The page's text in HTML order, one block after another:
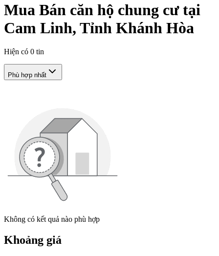
Mua Bán căn hộ chung cư tại
Cam Linh, Tỉnh Khánh Hòa
Hiện có 0 tin
Phù hợp nhất
Không có kết quả nào phù hợp
Khoảng giá